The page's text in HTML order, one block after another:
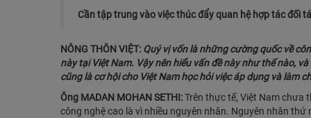
Cần tập trung vào việc thúc đẩy quan hệ hợp tác đối
NÔNG THÔN VIỆT: Quý vị vốn là những cường quốc về
này tại Việt Nam. Vậy nên hiểu vấn đề này như thế nào,
cũng là cơ hội cho Việt Nam học hỏi việc áp dụng và làm
Ông MADAN MOHAN SETHI:Trên thực tế, Việt Nam chưa
công nghệ cao là vì nhiều nguyên nhân. Nguyên nhân